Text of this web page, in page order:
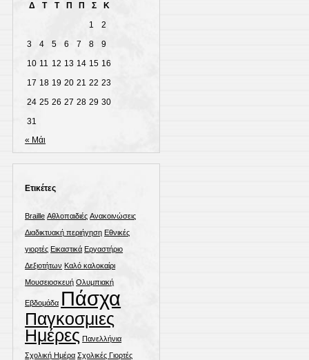
Δ
Τ Τ Π Π Σ
Κ
1
2
3
4 5 6 7 8
9
10 11 12 13 14 15 16
17 18 19 20 21 22 23
24 25 26 27 28 29 30
31
« Μάι
Ετικέτες
Braille Αθλοπαιδιές Ανακοινώσεις
Διαδικτυακή περιήγηση Εθνικές
γιορτές Εικαστικά Εργαστήριο
Δεξιοτήτων Καλό καλοκαίρι
Μουσειοσκευή Ολυμπιακή
Εβδομάδα Πάσχα
Παγκοσμιες
Ημέρες Πανελλήνια
Σχολική Ημέρα Σχολικές Γιορτές